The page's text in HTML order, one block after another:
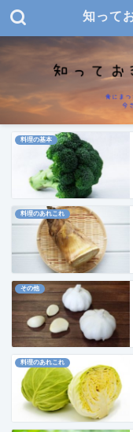
知って
料理の基本
料理のあれこれ
その他
料理のあれこれ